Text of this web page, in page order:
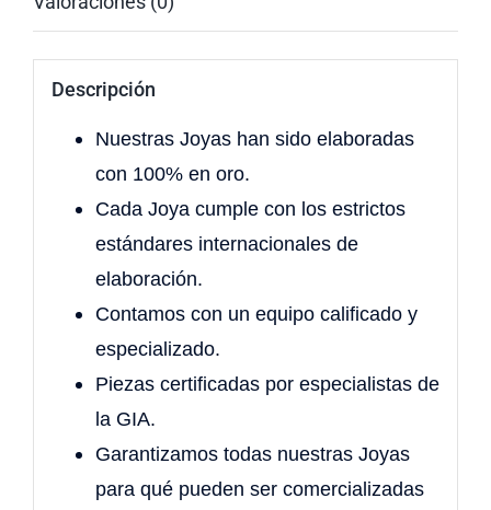
Descripción
Nuestras Joyas han sido elaboradas
con 100% en oro.
Cada Joya cumple con los estrictos
estándares internacionales de
elaboración.
Contamos con un equipo calificado y
especializado.
Piezas certificadas por especialistas de
la GIA.
Garantizamos todas nuestras Joyas
para qué pueden ser comercializadas